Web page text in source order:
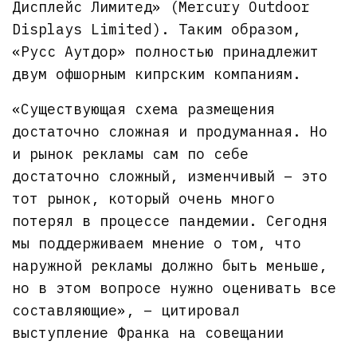
Дисплейс Лимитед» (Mercury Outdoor
Displays Limited). Таким образом,
«Русс Аутдор» полностью принадлежит
двум офшорным кипрским компаниям.
«Существующая схема размещения
достаточно сложная и продуманная. Но
и рынок рекламы сам по себе
достаточно сложный, изменчивый – это
тот рынок, который очень много
потерял в процессе пандемии. Сегодня
мы поддерживаем мнение о том, что
наружной рекламы должно быть меньше,
но в этом вопросе нужно оценивать все
составляющие», – цитировал
выступление Франка на совещании